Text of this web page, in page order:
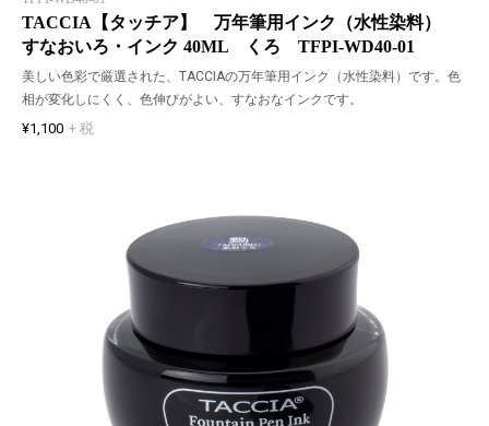
TACCIA【タッチア】 万年筆用インク（水性染料）
すなおいろ・インク 40ML くろ TFPI-WD40-01
美しい色彩で厳選された、TACCIAの万年筆用インク（水性染料）です。色
相が変化しにくく、色伸びがよい、すなおなインクです。
¥1,100 + 税